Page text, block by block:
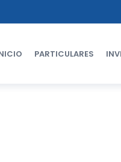
PARTICULARES